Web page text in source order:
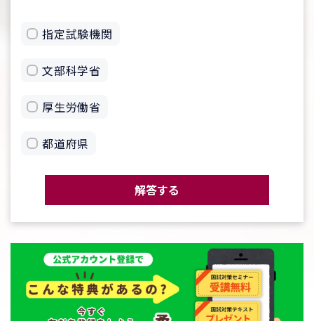
指定試験機関
文部科学省
厚生労働省
都道府県
解答する